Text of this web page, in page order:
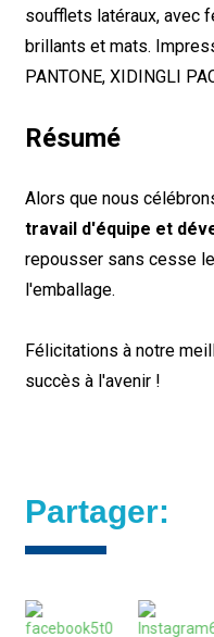
soufflets latéraux, avec
brillants et mats.
PANTONE, XIDINGLI
Résumé
Alors que nous
travail d'équipe et
repousser sans cesse
l'emballage.
Félicitations à notre
succès à l'avenir !
Partager: